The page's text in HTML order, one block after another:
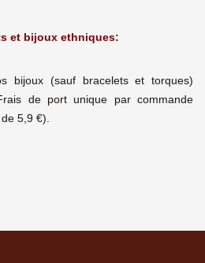
et bijoux ethniques:
bijoux (sauf bracelets et torques)
de port unique par commande
5,9 €).